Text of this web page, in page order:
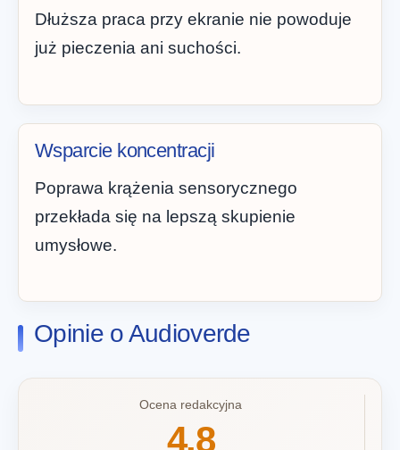
Dłuższa praca przy ekranie nie powoduje
już pieczenia ani suchości.
Wsparcie koncentracji
Poprawa krążenia sensorycznego
przekłada się na lepszą skupienie
umysłowe.
Opinie o Audioverde
Ocena redakcyjna
4.8